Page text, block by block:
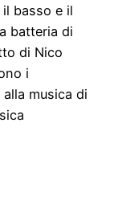
basso e il
batteria di
di Nico
i
musica di